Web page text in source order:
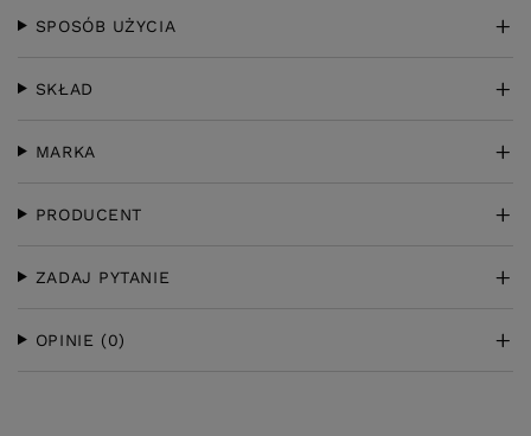
SPOSÓB UŻYCIA
SKŁAD
MARKA
PRODUCENT
ZADAJ PYTANIE
OPINIE (0)